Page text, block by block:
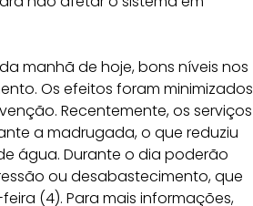
manhã de hoje, bons níveis nos
Os efeitos foram minimizados
Recentemente, os serviços
a madrugada, o que reduziu
água. Durante o dia poderão
ou desabastecimento, que
(4). Para mais informações,